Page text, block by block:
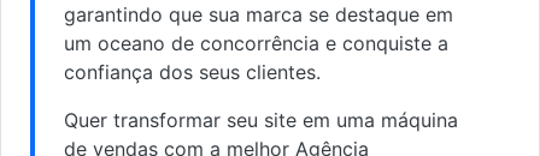
garantindo que sua marca se destaque em
um oceano de concorrência e conquiste a
confiança dos seus clientes.
Quer transformar seu site em uma máquina
de vendas com a melhor Agência